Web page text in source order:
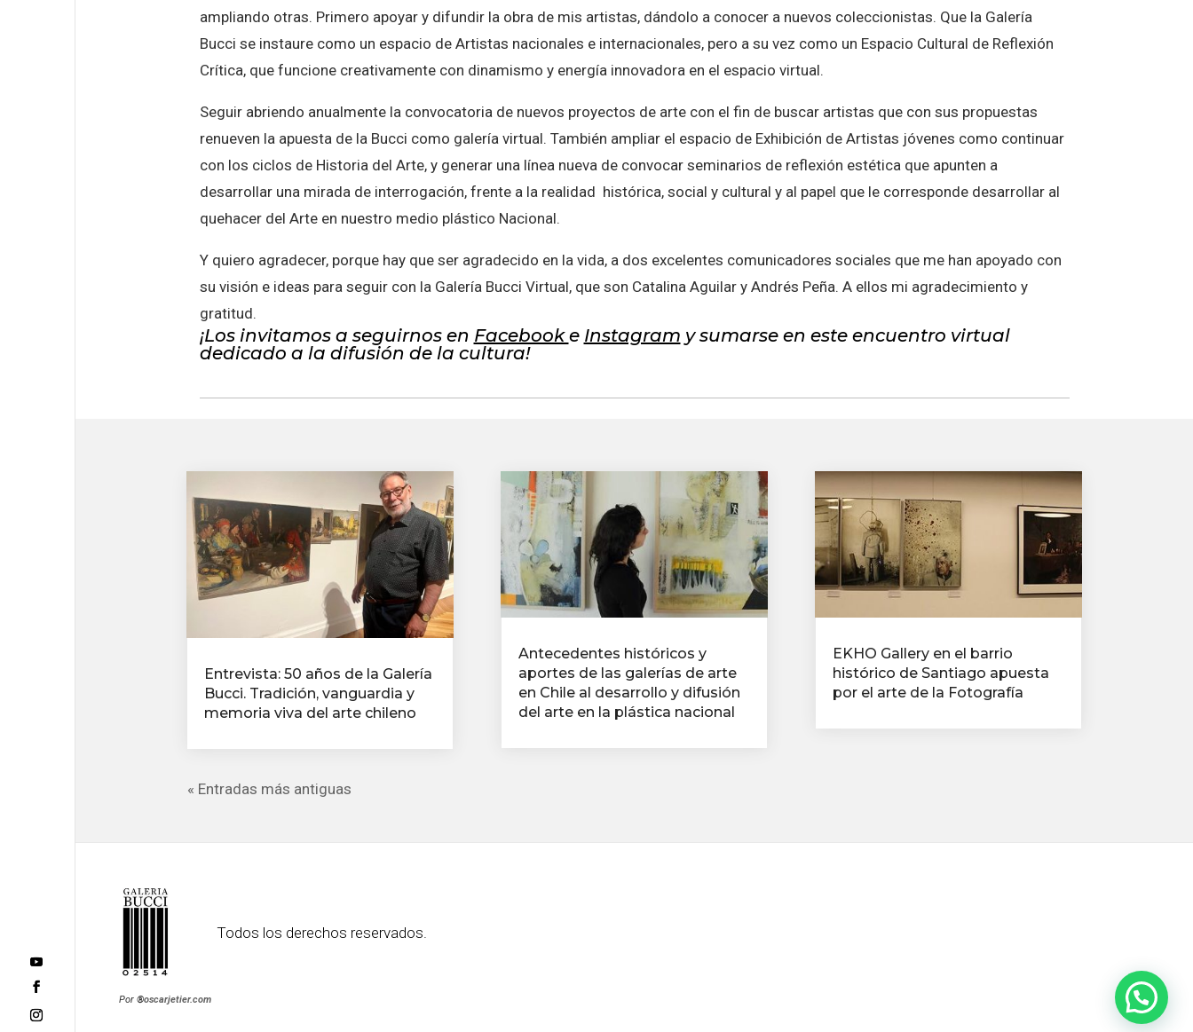
ampliando otras. Primero apoyar y difundir la obra de mis artistas, dándolo a conocer a nuevos coleccionistas. Que la Galería
Bucci se instaure como un espacio de Artistas nacionales e internacionales, pero a su vez como un Espacio Cultural de Reflexión
Crítica, que funcione creativamente con dinamismo y energía innovadora en el espacio virtual.
Seguir abriendo anualmente la convocatoria de nuevos proyectos de arte con el fin de buscar artistas que con sus propuestas
renueven la apuesta de la Bucci como galería virtual. También ampliar el espacio de Exhibición de Artistas jóvenes como continuar
con los ciclos de Historia del Arte, y generar una línea nueva de convocar seminarios de reflexión estética que apunten a
desarrollar una mirada de interrogación, frente a la realidad histórica, social y cultural y al papel que le corresponde desarrollar al
quehacer del Arte en nuestro medio plástico Nacional.
Y quiero agradecer, porque hay que ser agradecido en la vida, a dos excelentes comunicadores sociales que me han apoyado con
su visión e ideas para seguir con la Galería Bucci Virtual, que son Catalina Aguilar y Andrés Peña. A ellos mi agradecimiento y
gratitud.
¡Los invitamos a seguirnos en Facebooke Instagram y sumarse en este encuentro virtual
dedicado a la difusión de la cultura!
Entrevista: 50 años de la Galería
Bucci. Tradición, vanguardia y
memoria viva del arte chileno
Antecedentes históricos y
aportes de las galerías de arte
en Chile al desarrollo y difusión
del arte en la plástica nacional
EKHO Gallery en el barrio
histórico de Santiago apuesta
por el arte de la Fotografía
« Entradas más antiguas
Todos los derechos reservados.
Por ®oscarjetier.com